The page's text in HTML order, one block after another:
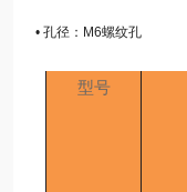
• 孔径：M6螺纹孔
型号